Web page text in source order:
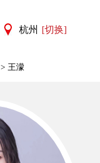
杭州 [切换]
宁波
> 王濛